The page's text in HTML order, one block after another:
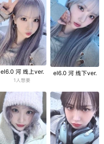
el6.0 河 线上ver.
1人想要
el6.0 河 线下ver.